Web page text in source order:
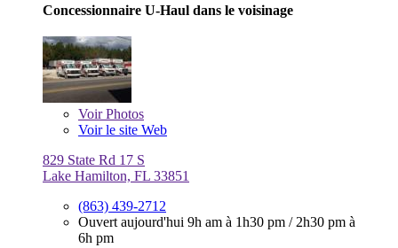
Concessionnaire U-Haul dans le voisinage
VoirPhotos
Voir le site Web
829 State Rd 17 S
Lake Hamilton, FL 33851
(863) 439-2712
Ouvert aujourd'hui 9h am à 1h30 pm / 2h30 pm à
6h pm